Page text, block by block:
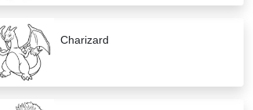
Charizard